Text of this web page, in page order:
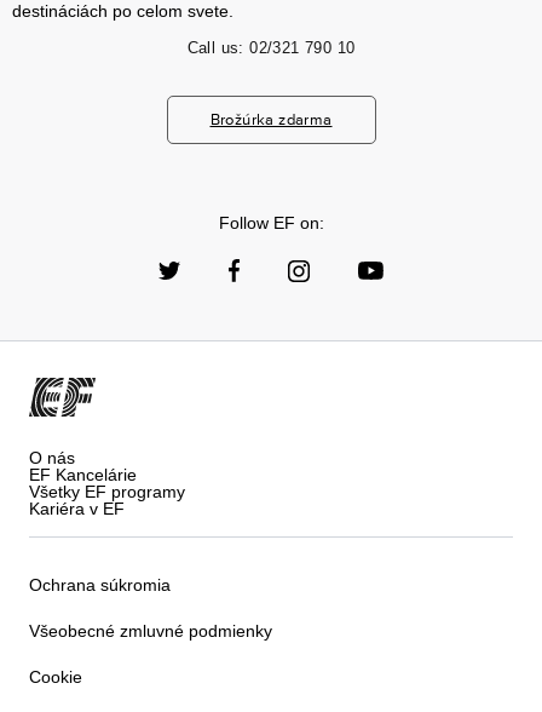
destináciách po celom svete.
Call us: 02/321 790 10
Brožúrka zdarma
Follow EF on:
O nás
EF Kancelárie
Všetky EF programy
Kariéra v EF
Ochrana súkromia
Všeobecné zmluvné podmienky
Cookie